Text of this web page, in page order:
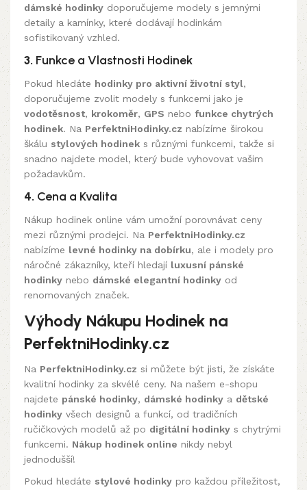
dámské hodinky doporučujeme modely s jemnými
detaily a kamínky, které dodávají hodinkám
sofistikovaný vzhled.
3. Funkce a Vlastnosti Hodinek
Pokud hledáte hodinky pro aktivní životní styl,
doporučujeme zvolit modely s funkcemi jako je
vodotěsnost, krokoměr, GPS nebo funkce chytrých
hodinek. Na PerfektniHodinky.cz nabízíme širokou
škálu stylových hodinek s různými funkcemi, takže si
snadno najdete model, který bude vyhovovat vašim
požadavkům.
4. Cena a Kvalita
Nákup hodinek online vám umožní porovnávat ceny
mezi různými prodejci. Na PerfektniHodinky.cz
nabízíme levné hodinky na dobírku, ale i modely pro
náročné zákazníky, kteří hledají luxusní pánské
hodinky nebo dámské elegantní hodinky od
renomovaných značek.
Výhody Nákupu Hodinek na
PerfektniHodinky.cz
Na PerfektniHodinky.cz si můžete být jisti, že získáte
kvalitní hodinky za skvélé ceny. Na našem e-shopu
najdete pánské hodinky, dámské hodinky a dětské
hodinky všech designů a funkcí, od tradičních
ručičkových modelů až po digitální hodinky s chytrými
funkcemi. Nákup hodinek online nikdy nebyl
jednodušší!
Pokud hledáte stylové hodinky pro každou příležitost,